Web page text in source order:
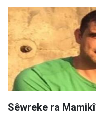
Sêwreke ra Mamikî